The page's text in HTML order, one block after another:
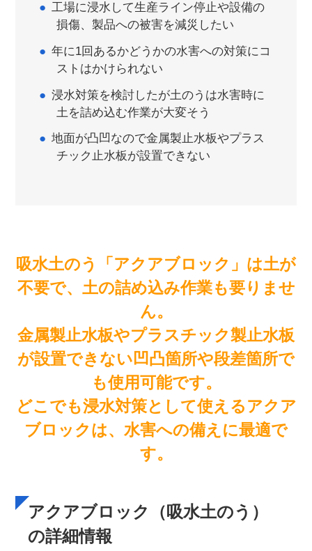
工場に浸水して生産ライン停止や設備の
損傷、製品への被害を減災したい
年に1回あるかどうかの水害への対策にコ
ストはかけられない
浸水対策を検討したが土のうは水害時に
土を詰め込む作業が大変そう
地面が凸凹なので金属製止水板やプラス
チック止水板が設置できない
吸水土のう「アクアブロック」は土が
不要で、土の詰め込み作業も要りませ
ん。
金属製止水板やプラスチック製止水板
が設置できない凹凸箇所や段差箇所で
も使用可能です。
どこでも浸水対策として使えるアクア
ブロックは、水害への備えに最適で
す。
アクアブロック（吸水土のう）
の詳細情報